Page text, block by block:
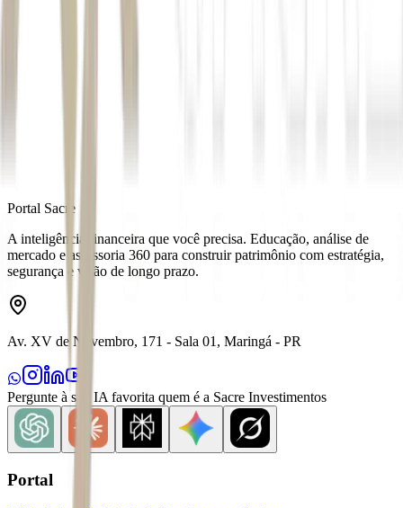
Portal Sacre
A inteligência financeira que você precisa. Educação, análise de
mercado e assessoria 360 para construir patrimônio com estratégia,
segurança e visão de longo prazo.
Av. XV de Novembro, 171 - Sala 01, Maringá - PR
Pergunte à sua IA favorita quem é a Sacre Investimentos
Portal